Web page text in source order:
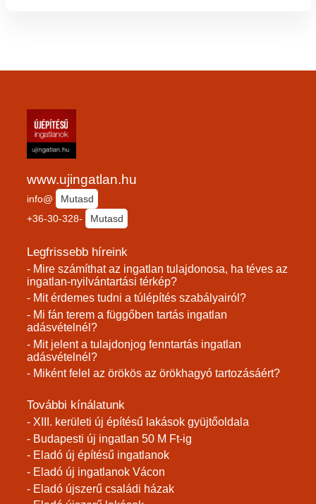
www.ujingatlan.hu
info@
Mutasd
+36-30-328-
Mutasd
Legfrissebb híreink
- Mire számíthat az ingatlan tulajdonosa, ha téves az
ingatlan-nyilvántartási térkép?
- Mit érdemes tudni a túlépítés szabályairól?
- Mi fán terem a függőben tartás ingatlan
adásvételnél?
- Mit jelent a tulajdonjog fenntartás ingatlan
adásvételnél?
- Miként felel az örökös az örökhagyó tartozásáért?
További kínálatunk
- XIII. kerületi új építésű lakások gyüjtőoldala
- Budapesti új ingatlan 50 M Ft-ig
- Eladó új építésű ingatlanok
- Eladó új ingatlanok Vácon
- Eladó újszerű családi házak